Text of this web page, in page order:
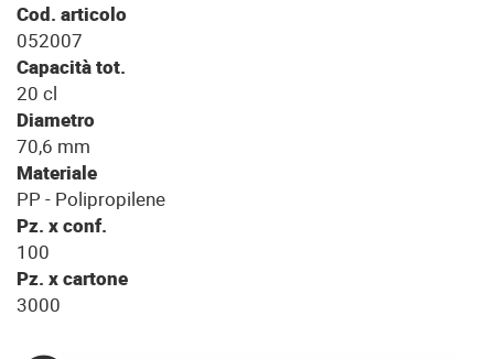
Cod. articolo
052007
Capacità tot.
20 cl
Diametro
70,6 mm
Materiale
PP - Polipropilene
Pz. x conf.
100
Pz. x cartone
3000